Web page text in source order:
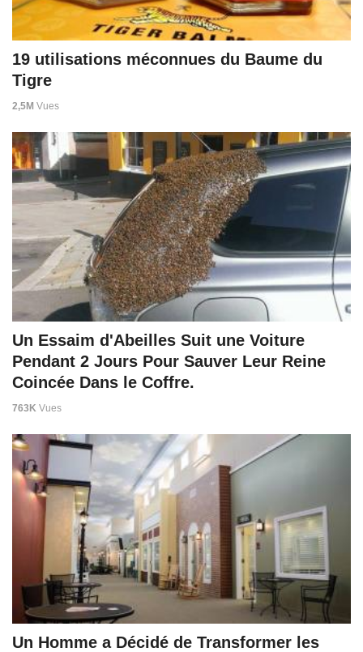
19 utilisations méconnues du Baume du
Tigre
2,5M Vues
Un Essaim d'Abeilles Suit une Voiture
Pendant 2 Jours Pour Sauver Leur Reine
Coincée Dans le Coffre.
763K Vues
Un Homme a Décidé de Transformer les